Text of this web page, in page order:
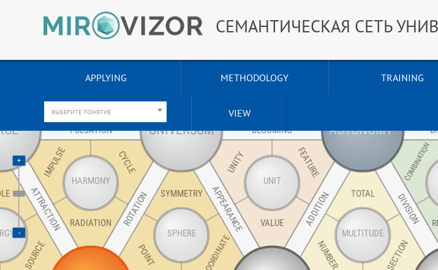
СЕМАНТИЧЕСКАЯ СЕТЬ
APPLYING METHODOLOGY TRAINING
ВЫБЕРИТЕ ПОНЯТИЕ VIEW
+
-